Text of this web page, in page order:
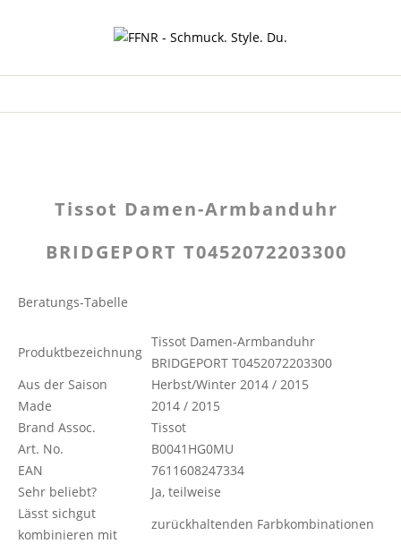
Tissot Damen-Armbanduhr
BRIDGEPORT T0452072203300
Beratungs-Tabelle
Produktbezeichnung
Tissot Damen-Armbanduhr
BRIDGEPORT T0452072203300
Aus der Saison
Herbst/Winter 2014 / 2015
Made
2014 / 2015
Brand Assoc.
Tissot
Art. No.
B0041HG0MU
EAN
7611608247334
Sehr beliebt?
Ja, teilweise
Lässt sichgut
kombinieren mit
zurückhaltenden Farbkombinationen